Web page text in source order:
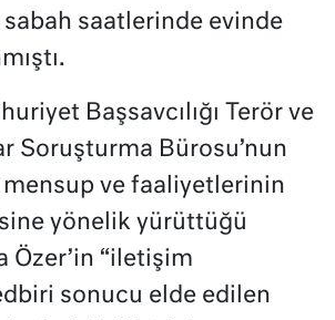
sabah saatlerinde evinde
Başsavcılığı Terör ve
Soruşturma Bürosu’nun
mensup ve faaliyetlerinin
yönelik yürüttüğü
Özer’in “iletişim
sonucu elde edilen